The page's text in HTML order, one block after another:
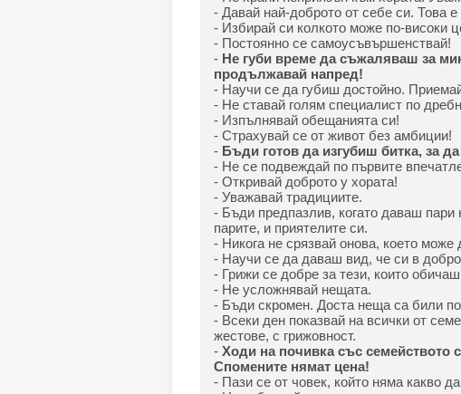
- Давай най-доброто от себе си. Това
- Избирай си колкото може по-високи
- Постоянно се самоусъвършенствай!
- Не губи време да съжаляваш за
продължавай напред!
- Научи се да губиш достойно.
- Не ставай голям специалист по
- Изпълнявай обещанията си!
- Страхувай се от живот без амбиции!
- Бъди готов да изгубиш битка, за
- Не се подвеждай по първите
- Откривай доброто у хората!
- Уважавай традициите.
- Бъди предпазлив, когато даваш
парите, и приятелите си.
- Никога не срязвай онова, което може
- Научи се да даваш вид, че си в добро
- Грижи се добре за тези, които
- Не усложнявай нещата.
- Бъди скромен. Доста неща са били
- Всеки ден показвай на всички от
жестове, с грижовност.
- Ходи на почивка със семейството
Спомените нямат цена!
- Пази се от човек, който няма какво да